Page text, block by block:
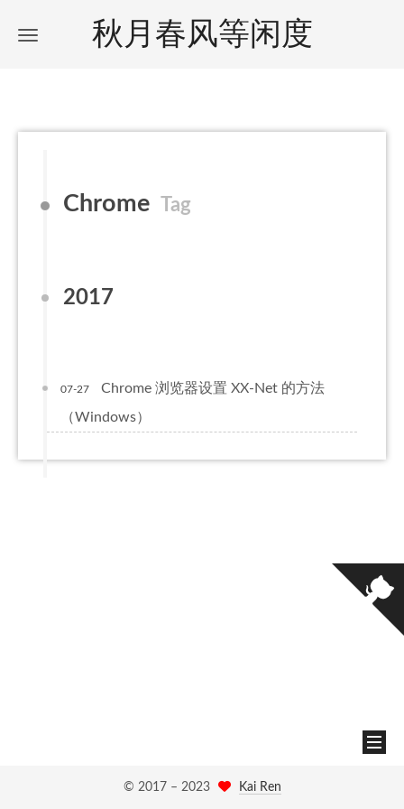
秋月春风等闲度
Chrome Tag
2017
07-27
Chrome 浏览器设置 XX-Net 的方法
（Windows）
© 2017 – 2023 Kai Ren